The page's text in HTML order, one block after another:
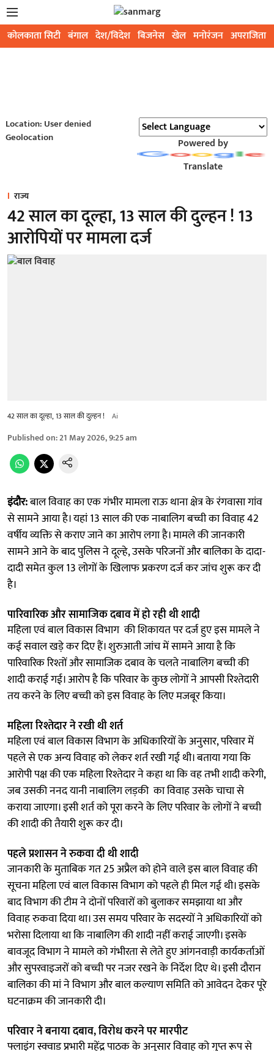
कोलकाता सिटी बंगाल देश/विदेश बिजनेस खेल मनोरंजन अपराजिता
Location: User denied
Geolocation
Powered by
Translate
राज्य
42 साल का दूल्हा, 13 साल की दुल्हन ! 13
आरोपियों पर मामला दर्ज
42 साल का दूल्हा, 13 साल की दुल्हन ! Ai
Published on:21 May 2026, 9:25 am
इंदौर:बाल विवाह का एक गंभीर मामला राऊ थाना क्षेत्र के रंगवासा गांव
से सामने आया है। यहां 13 साल की एक नाबालिग बच्ची का विवाह 42
वर्षीय व्यक्ति से कराए जाने का आरोप लगा है। मामले की जानकारी
सामने आने के बाद पुलिस ने दूल्हे, उसके परिजनों और बालिका के दादा-
दादी समेत कुल 13 लोगों के खिलाफ प्रकरण दर्ज कर जांच शुरू कर दी
है।
पारिवारिक और सामाजिक दबाव में हो रही थी शादी
महिला एवं बाल विकास विभाग की शिकायत पर दर्ज हुए इस मामले ने
कई सवाल खड़े कर दिए हैं। शुरुआती जांच में सामने आया है कि
पारिवारिक रिश्तों और सामाजिक दबाव के चलते नाबालिग बच्ची की
शादी कराई गई। आरोप है कि परिवार के कुछ लोगों ने आपसी रिश्तेदारी
तय करने के लिए बच्ची को इस विवाह के लिए मजबूर किया।
महिला रिश्तेदार ने रखी थी शर्त
महिला एवं बाल विकास विभाग के अधिकारियों के अनुसार, परिवार में
पहले से एक अन्य विवाह को लेकर शर्त रखी गई थी। बताया गया कि
आरोपी पक्ष की एक महिला रिश्तेदार ने कहा था कि वह तभी शादी करेगी,
जब उसकी ननद यानी नाबालिग लड़की का विवाह उसके चाचा से
कराया जाएगा। इसी शर्त को पूरा करने के लिए परिवार के लोगों ने बच्ची
की शादी की तैयारी शुरू कर दी।
पहले प्रशासन ने रुकवा दी थी शादी
जानकारी के मुताबिक गत 25 अप्रैल को होने वाले इस बाल विवाह की
सूचना महिला एवं बाल विकास विभाग को पहले ही मिल गई थी। इसके
बाद विभाग की टीम ने दोनों परिवारों को बुलाकर समझाया था और
विवाह रुकवा दिया था। उस समय परिवार के सदस्यों ने अधिकारियों को
भरोसा दिलाया था कि नाबालिग की शादी नहीं कराई जाएगी। इसके
बावजूद विभाग ने मामले को गंभीरता से लेते हुए आंगनवाड़ी कार्यकर्ताओं
और सुपरवाइजरों को बच्ची पर नजर रखने के निर्देश दिए थे। इसी दौरान
बालिका की मां ने विभाग और बाल कल्याण समिति को आवेदन देकर पूरे
घटनाक्रम की जानकारी दी।
परिवार ने बनाया दबाव, विरोध करने पर मारपीट
फ्लाइंग स्क्वाड प्रभारी महेंद्र पाठक के अनुसार विवाह को गुप्त रूप से